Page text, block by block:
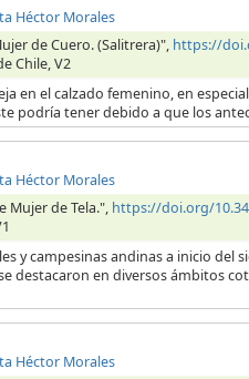
Héctor Morales
de Cuero. (Salitrera)", https://
Chile, V2
en el calzado femenino, en
podría tener debido a que los
Héctor Morales
Mujer de Tela.", https://doi.org/
y campesinas andinas a inicio del
destacaron en diversos ámbitos
Héctor Morales